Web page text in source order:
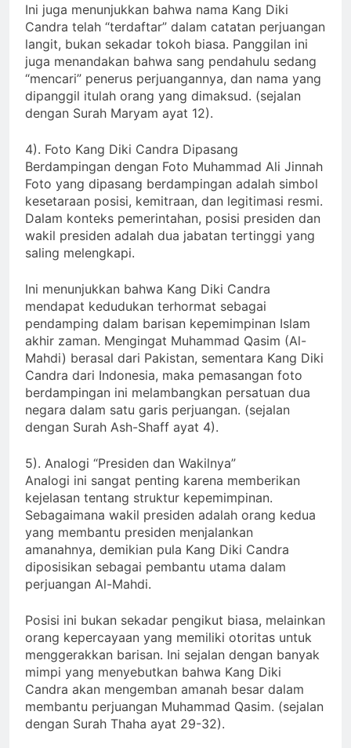
Ini juga menunjukkan bahwa nama Kang Diki
Candra telah “terdaftar” dalam catatan perjuangan
langit, bukan sekadar tokoh biasa. Panggilan ini
juga menandakan bahwa sang pendahulu sedang
“mencari” penerus perjuangannya, dan nama yang
dipanggil itulah orang yang dimaksud. (sejalan
dengan Surah Maryam ayat 12).
4). Foto Kang Diki Candra Dipasang
Berdampingan dengan Foto Muhammad Ali Jinnah
Foto yang dipasang berdampingan adalah simbol
kesetaraan posisi, kemitraan, dan legitimasi resmi.
Dalam konteks pemerintahan, posisi presiden dan
wakil presiden adalah dua jabatan tertinggi yang
saling melengkapi.
Ini menunjukkan bahwa Kang Diki Candra
mendapat kedudukan terhormat sebagai
pendamping dalam barisan kepemimpinan Islam
akhir zaman. Mengingat Muhammad Qasim (Al-
Mahdi) berasal dari Pakistan, sementara Kang Diki
Candra dari Indonesia, maka pemasangan foto
berdampingan ini melambangkan persatuan dua
negara dalam satu garis perjuangan. (sejalan
dengan Surah Ash-Shaff ayat 4).
5). Analogi “Presiden dan Wakilnya”
Analogi ini sangat penting karena memberikan
kejelasan tentang struktur kepemimpinan.
Sebagaimana wakil presiden adalah orang kedua
yang membantu presiden menjalankan
amanahnya, demikian pula Kang Diki Candra
diposisikan sebagai pembantu utama dalam
perjuangan Al-Mahdi.
Posisi ini bukan sekadar pengikut biasa, melainkan
orang kepercayaan yang memiliki otoritas untuk
menggerakkan barisan. Ini sejalan dengan banyak
mimpi yang menyebutkan bahwa Kang Diki
Candra akan mengemban amanah besar dalam
membantu perjuangan Muhammad Qasim. (sejalan
dengan Surah Thaha ayat 29-32).